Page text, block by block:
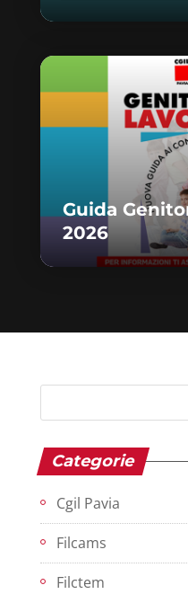
Guida
2026
Categorie
Cgil Pavia
Filcams
Filctem